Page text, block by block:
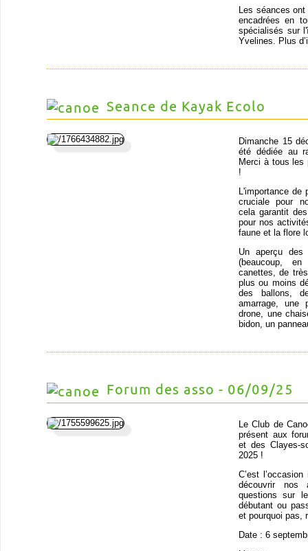
Les séances
encadrées en
spécialisés sur
Yvelines. Plus
Seance de Kayak Ecolo
Dimanche 15
été dédiée au
Merci à tous les
!
L'importance de
cruciale pour
cela garantit
pour nos
faune et la flore
Un aperçu
(beaucoup,
canettes, de
plus ou moins
des ballons,
amarrage, une
drone, une
bidon, un
Forum des asso - 06/09/25
Le Club de
présent aux
et des Clayes-
2025 !
C’est
découvrir nos
questions sur
débutant ou
et pourquoi pas,
Date : 6